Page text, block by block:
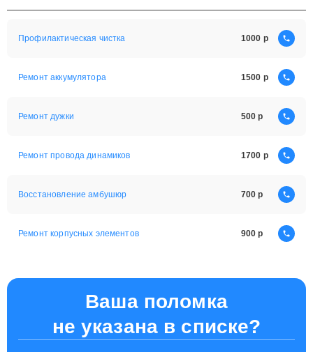
Профилактическая чистка 1000
Ремонт аккумулятора 1500
Ремонт дужки 500
Ремонт провода динамиков 1700
Восстановление амбушюр 700
Ремонт корпусных элементов 900
Ваша поломка
не указана в списке?